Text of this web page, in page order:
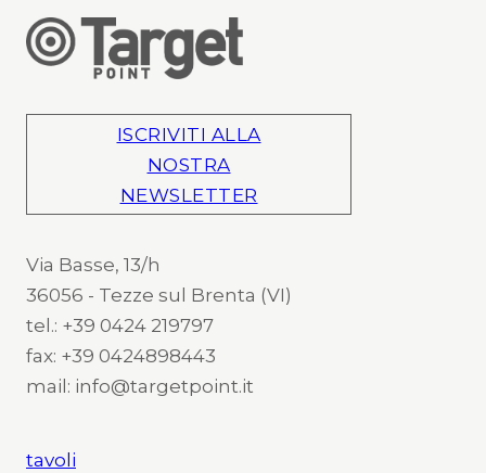
ISCRIVITI ALLA
NOSTRA
NEWSLETTER
Via Basse, 13/h
36056 - Tezze sul Brenta (VI)
tel.: +39 0424 219797
fax: +39 0424898443
mail: info@targetpoint.it
tavoli